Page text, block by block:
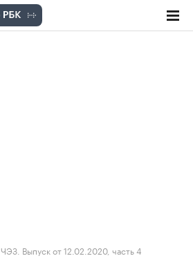
ЧЭЗ. Выпуск от 12.02.2020, часть 4